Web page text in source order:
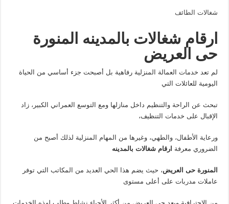
شغالات الطائف
ارقام شغالات بالمدينه المنورة
حى العريض
لم تعد خدمات العمالة المنزلية رفاهية بل أصبحت جزء أساسي من الحياة
اليومية للعائلات التي
تبحث عن الراحة والتنظيم داخل منازلها ومع التوسع العمراني الكبير، زاد
الإقبال على خدمات التنظيف،
ورعاية الأطفال، والطهي، وغيرها من المهام المنزلية لذلك أصبح من
الضروري معرفة ارقام شغالات بالمدينه
المنورة حى العريض، حيث يضم هذا الحي العديد من المكاتب التي توفر
عاملات مدربات على أعلى مستوى